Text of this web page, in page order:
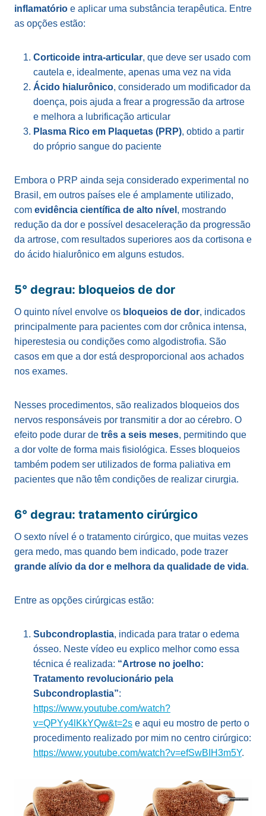
inflamatório e aplicar uma substância terapêutica. Entre
as opções estão:
Corticoide intra-articular, que deve ser usado com
cautela e, idealmente, apenas uma vez na vida
Ácido hialurônico, considerado um modificador da
doença, pois ajuda a frear a progressão da artrose
e melhora a lubrificação articular
Plasma Rico em Plaquetas (PRP), obtido a partir
do próprio sangue do paciente
Embora o PRP ainda seja considerado experimental no
Brasil, em outros países ele é amplamente utilizado,
com evidência científica de alto nível , mostrando
redução da dor e possível desaceleração da progressão
da artrose, com resultados superiores aos da cortisona e
do ácido hialurônico em alguns estudos.
5° degrau: bloqueios de dor
O quinto nível envolve os bloqueios de dor, indicados
principalmente para pacientes com dor crônica intensa,
hiperestesia ou condições como algodistrofia. São
casos em que a dor está desproporcional aos achados
nos exames.
Nesses procedimentos, são realizados bloqueios dos
nervos responsáveis por transmitir a dor ao cérebro. O
efeito pode durar de três a seis meses, permitindo que
a dor volte de forma mais fisiológica. Esses bloqueios
também podem ser utilizados de forma paliativa em
pacientes que não têm condições de realizar cirurgia.
6° degrau: tratamento cirúrgico
O sexto nível é o tratamento cirúrgico, que muitas vezes
gera medo, mas quando bem indicado, pode trazer
grande alívio da dor e melhora da qualidade de vida.
Entre as opções cirúrgicas estão:
Subcondroplastia, indicada para tratar o edema
ósseo. Neste vídeo eu explico melhor como essa
técnica é realizada: “Artrose no joelho:
Tratamento revolucionário pela
Subcondroplastia”:
https://www.youtube.com/watch?
v=QPYy4lKkYQw&t=2s e aqui eu mostro de perto o
procedimento realizado por mim no centro cirúrgico:
https://www.youtube.com/watch?v=efSwBIH3m5Y.